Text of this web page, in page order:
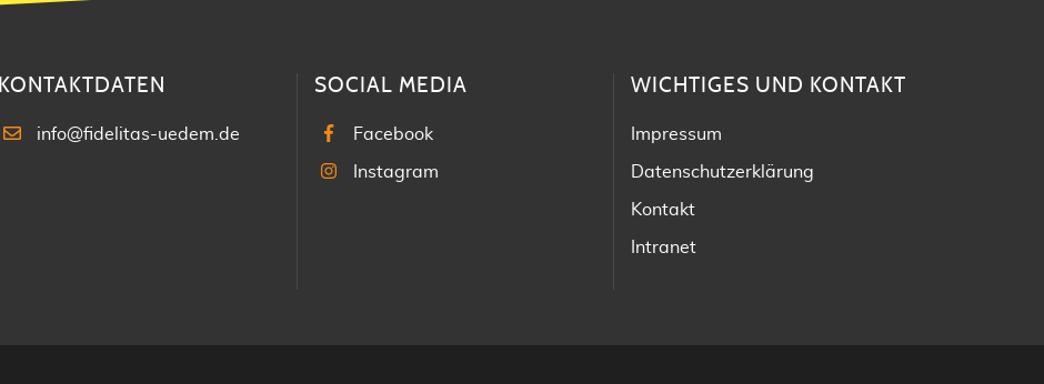
KONTAKTDATEN
info@fidelitas-uedem.de
SOCIAL MEDIA
Facebook
Instagram
WICHTIGES UND KONTAKT
Impressum
Datenschutzerklärung
Kontakt
Intranet